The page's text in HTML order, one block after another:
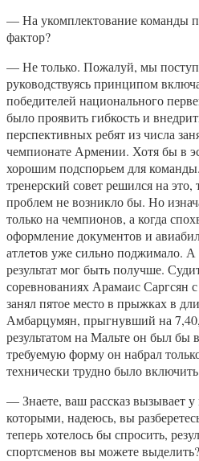
— На укомплектование команды
фактор?
— Не только. Пожалуй, мы
руководствуясь принципом
победителей национального
было проявить гибкость и
перспективных ребят из числа
чемпионате Армении. Хотя бы в
хорошим подспорьем для
тренерский совет решился на
проблем не возникло бы. Но
только на чемпионов, а когда
оформление документов и
атлетов уже сильно поджимало. А
результат мог быть получше.
соревнованиях Арамаис Саргсян
занял пятое место в прыжках в
Амбарцумян, прыгнувший на
результатом на Мальте он был бы
требуемую форму он набрал
технически трудно было
— Знаете, ваш рассказ вызывает
которыми, надеюсь, вы
теперь хотелось бы спросить,
спортсменов вы можете выделить?